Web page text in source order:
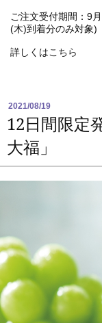
ご注文受付期間：9
(木)到着分のみ対象)
詳しくはこちら
2021/08/19
12日間限定
大福」